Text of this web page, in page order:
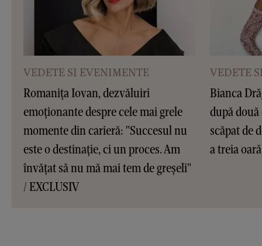
VEDETE SI EVENIMENTE
Romanița Iovan, dezvăluiri
emoționante despre cele mai grele
momente din carieră: "Succesul nu
este o destinație, ci un proces. Am
învățat să nu mă mai tem de greșeli"
/ EXCLUSIV
VEDETE
Bianca
după
scăpat de
a treia